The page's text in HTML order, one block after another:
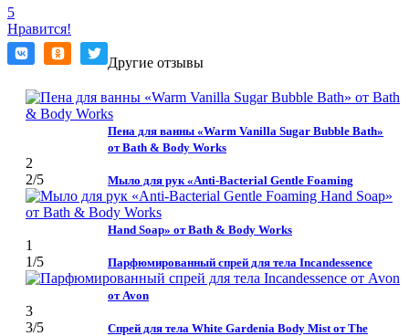
5
Нравится!
Другие отзывы
Пена для ванны «Warm Vanilla Sugar Bubble Bath»
от Bath & Body Works
2
2/5 Мыло для рук «Anti-Bacterial Gentle Foaming
Hand Soap» от Bath & Body Works
1
1/5 Парфюмированный спрей для тела Incandessence
от Avon
3
3/5 Спрей для тела White Gardenia Body Mist от The